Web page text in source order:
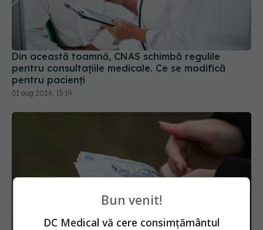
Din această toamnă, CNAS schimbă regulile
pentru consultațiile medicale. Ce se modifică
pentru pacienți
01 aug 2026, 15:19
Bun venit!
DC Medical vă cere consimțământul